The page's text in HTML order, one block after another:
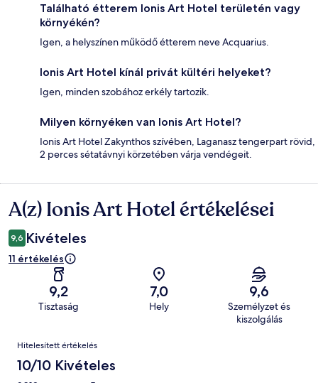
Található étterem Ionis Art Hotel területén vagy
környékén?
Igen, a helyszínen működő étterem neve Acquarius.
Ionis Art Hotel kínál privát kültéri helyeket?
Igen, minden szobához erkély tartozik.
Milyen környéken van Ionis Art Hotel?
Ionis Art Hotel Zakynthos szívében, Laganasz tengerpart rövid,
2 perces sétatávnyi körzetében várja vendégeit.
Értékelések
A(z) Ionis Art Hotel értékelései
9,6 Kivételes
11 értékelés
9,2
Tisztaság
7,0
Hely
9,6
Személyzet és
kiszolgálás
Értékelések
Hitelesített értékelés
10/10 Kivételes